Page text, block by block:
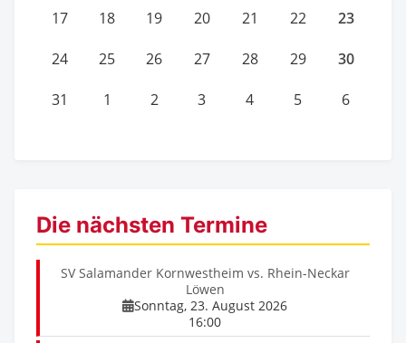
17 18 19 20 21 22 23
24 25 26 27 28 29 30
31 1 2 3 4 5 6
Die nächsten Termine
SV Salamander Kornwestheim vs. Rhein-Neckar
Löwen
Sonntag, 23. August 2026
16:00